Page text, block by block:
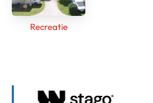
Recreatie